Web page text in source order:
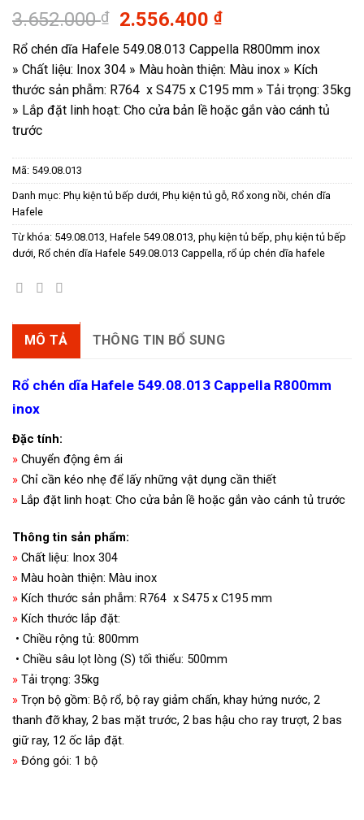
3.652.000₫
Giá
gốc
là:
3.652.000 ₫.
2.556.400₫Giá
hiện
tại
là:
2.556.400 ₫.
Rổ chén dĩa Hafele 549.08.013 Cappella R800mm inox
» Chất liệu: Inox 304 » Màu hoàn thiện: Màu inox » Kích
thước sản phẫm: R764 x S475 x C195 mm » Tải trọng: 35kg
» Lắp đặt linh hoạt: Cho cửa bản lề hoặc gắn vào cánh tủ
trước
Mã: 549.08.013
Danh mục: Phụ kiện tủ bếp dưới, Phụ kiện tủ gỗ, Rổ xong nồi, chén dĩa
Hafele
Từ khóa: 549.08.013, Hafele 549.08.013, phụ kiện tủ bếp, phụ kiện tủ bếp
dưới, Rổ chén dĩa Hafele 549.08.013 Cappella, rổ úp chén dĩa hafele
MÔ TẢ THÔNG TIN BỔ SUNG
Rổ chén dĩa Hafele 549.08.013 Cappella R800mm
inox
Đặc tính:
» Chuyển động êm ái
» Chỉ cần kéo nhẹ để lấy những vật dụng cần thiết
» Lắp đặt linh hoạt: Cho cửa bản lề hoặc gắn vào cánh tủ trước
Thông tin sản phẩm:
» Chất liệu: Inox 304
» Màu hoàn thiện: Màu inox
» Kích thước sản phẫm: R764 x S475 x C195 mm
» Kích thước lắp đặt:
• Chiều rộng tủ: 800mm
• Chiều sâu lọt lòng (S) tối thiểu: 500mm
» Tải trọng: 35kg
» Trọn bộ gồm: Bộ rổ, bộ ray giảm chấn, khay hứng nước, 2
thanh đỡ khay, 2 bas mặt trước, 2 bas hậu cho ray trượt, 2 bas
giữ ray, 12 ốc lắp đặt.
» Đóng gói: 1 bộ